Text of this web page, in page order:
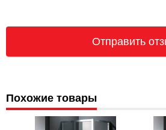
Похожие товары